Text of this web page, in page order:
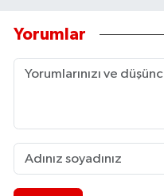
Yorumlar